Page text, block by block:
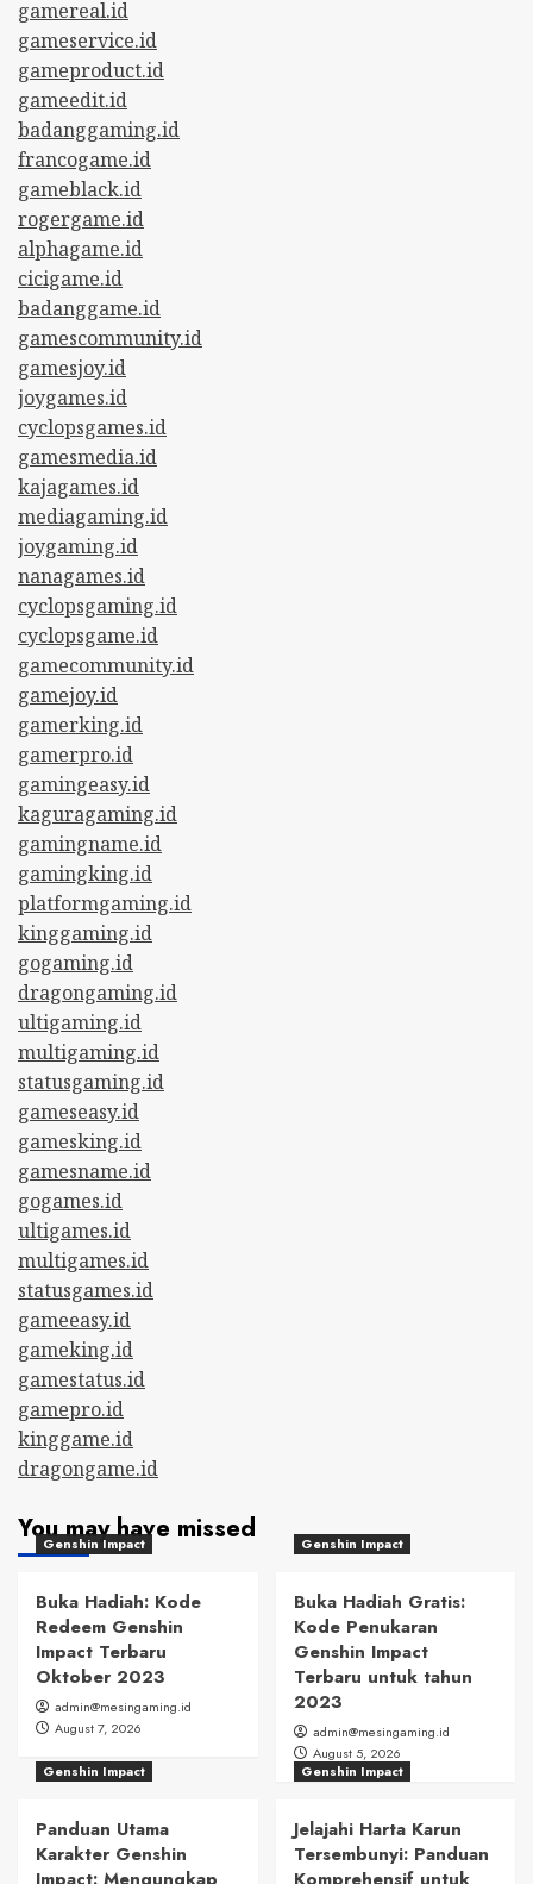
gamereal.id
gameservice.id
gameproduct.id
gameedit.id
badanggaming.id
francogame.id
gameblack.id
rogergame.id
alphagame.id
cicigame.id
badanggame.id
gamescommunity.id
gamesjoy.id
joygames.id
cyclopsgames.id
gamesmedia.id
kajagames.id
mediagaming.id
joygaming.id
nanagames.id
cyclopsgaming.id
cyclopsgame.id
gamecommunity.id
gamejoy.id
gamerking.id
gamerpro.id
gamingeasy.id
kaguragaming.id
gamingname.id
gamingking.id
platformgaming.id
kinggaming.id
gogaming.id
dragongaming.id
ultigaming.id
multigaming.id
statusgaming.id
gameseasy.id
gamesking.id
gamesname.id
gogames.id
ultigames.id
multigames.id
statusgames.id
gameeasy.id
gameking.id
gamestatus.id
gamepro.id
kinggame.id
dragongame.id
You may have missed
Genshin Impact
Buka Hadiah: Kode
Redeem Genshin
Impact Terbaru
Oktober 2023
admin@mesingaming.id
August 7, 2026
Genshin Impact
Buka Hadiah Gratis:
Kode Penukaran
Genshin Impact
Terbaru untuk tahun
2023
admin@mesingaming.id
August 5, 2026
Genshin Impact
Panduan Utama
Karakter Genshin
Genshin Impact
Jelajahi Harta Karun
Tersembunyi: Panduan